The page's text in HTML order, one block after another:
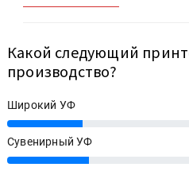
Какой следующий
производство?
Широкий УФ
25%
Сувенирный УФ
27%